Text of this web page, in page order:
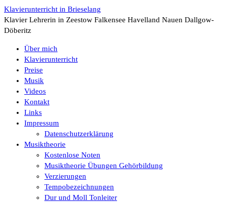
Zum
Inhalt
springen
Klavierunterricht in Brieselang
Klavier Lehrerin in Zeestow Falkensee Havelland Nauen Dallgow-
Döberitz
Über mich
Klavierunterricht
Preise
Musik
Videos
Kontakt
Links
Impressum
Datenschutzerklärung
Musiktheorie
Kostenlose Noten
Musiktheorie Übungen Gehörbildung
Verzierungen
Tempobezeichnungen
Dur und Moll Tonleiter